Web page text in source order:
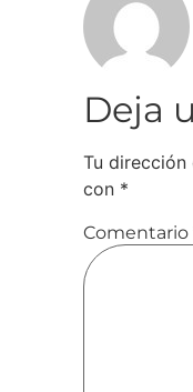
Deja
Tu
con *
Comentario